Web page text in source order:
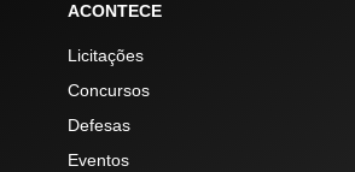
ACONTECE
Licitações
Concursos
Defesas
Eventos